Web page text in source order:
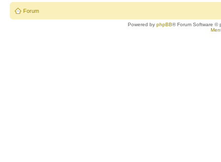
Forum
Powered byphpBB® Forum Software ©